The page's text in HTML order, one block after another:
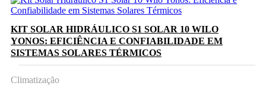
KIT SOLAR HIDRÁULICO S1 SOLAR 10 WILO
YONOS: EFICIÊNCIA E CONFIABILIDADE EM
SISTEMAS SOLARES TÉRMICOS
Climatização